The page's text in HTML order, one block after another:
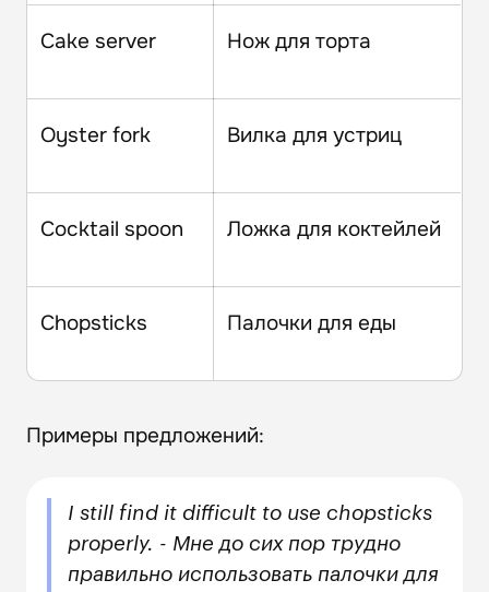
Cake server Нож для торта
Oyster fork Вилка для устриц
Cocktail spoon Ложка для коктейлей
Chopsticks Палочки для еды
Примеры предложений:
I still find it difficult to use chopsticks
properly. - Мне до сих пор трудно
правильно использовать палочки для